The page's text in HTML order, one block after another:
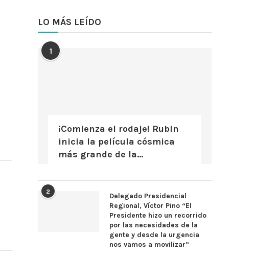
LO MÁS LEÍDO
1
¡Comienza el rodaje! Rubin
inicia la película cósmica
más grande de la...
2
Delegado Presidencial
Regional, Víctor Pino “El
Presidente hizo un recorrido
por las necesidades de la
gente y desde la urgencia
nos vamos a movilizar”